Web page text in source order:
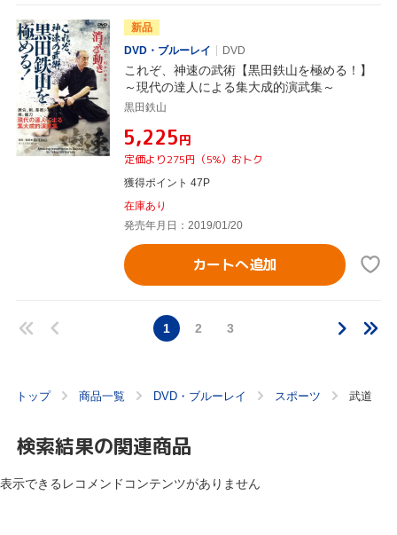
新品
DVD・ブルーレイ
DVD
これぞ、神速の武術【黒田鉄山を極める！】
～現代の達人による集大成的演武集～
黒田鉄山
¥5,225円
定価より275円（5%）おトク
獲得ポイント 47P
在庫あり
発売年月日：2019/01/20
カートへ追加
1 2 3
トップ 商品一覧 DVD・ブルーレイ スポーツ 武道
検索結果の関連商品
表示できるレコメンドコンテンツがありません